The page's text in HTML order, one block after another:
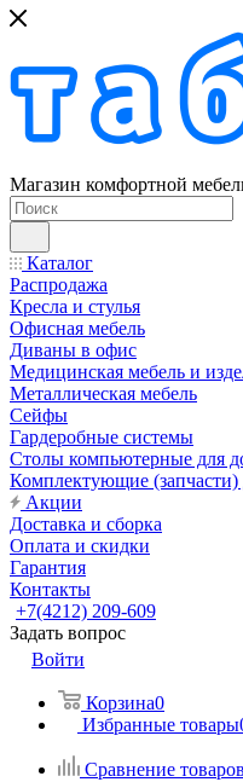
Магазин комфортной
Каталог
Распродажа
Кресла и стулья
Офисная мебель
Диваны в офис
Медицинская мебель и
Металлическая мебель
Сейфы
Гардеробные системы
Столы компьютерные для
Комплектующие (запчасти)
Акции
Доставка и сборка
Оплата и скидки
Гарантия
Контакты
+7(4212) 209-609
Задать вопрос
Войти
Корзина0
Избранные товары
Сравнение товаров